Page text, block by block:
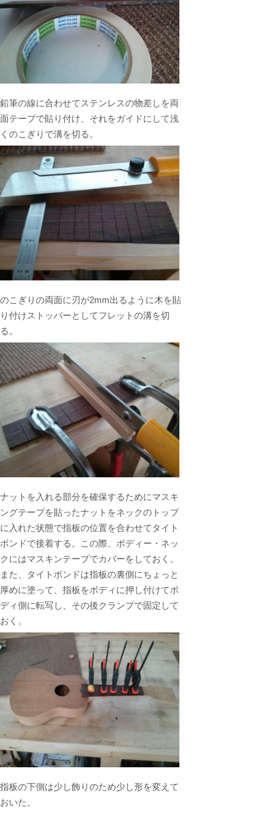
鉛筆の線に合わせてステンレスの物差しを両
面テープで貼り付け、それをガイドにして浅
くのこぎりで溝を切る。
のこぎりの両面に刃が2mm出るように木を貼
り付けストッパーとしてフレットの溝を切
る。
ナットを入れる部分を確保するためにマスキ
ングテープを貼ったナットをネックのトップ
に入れた状態で指板の位置を合わせてタイト
ボンドで接着する。この際、ボディー・ネッ
クにはマスキンテープでカバーをしておく。
また、タイトボンドは指板の裏側にちょっと
厚めに塗って、指板をボディに押し付けてボ
ディ側に転写し、その後クランプで固定して
おく。
指板の下側は少し飾りのため少し形を変えて
おいた。